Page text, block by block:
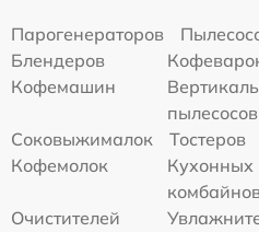
Парогенераторов
Блендеров
Кофемашин
пылесосов
Соковыжималок
Тостеров
Кофемолок
Кухонных
Очистителей